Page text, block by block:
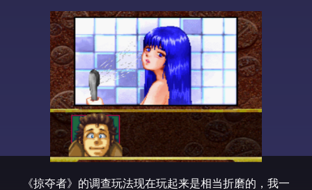
《掠夺者》的调查玩法现在玩起来是相当折磨的，我一